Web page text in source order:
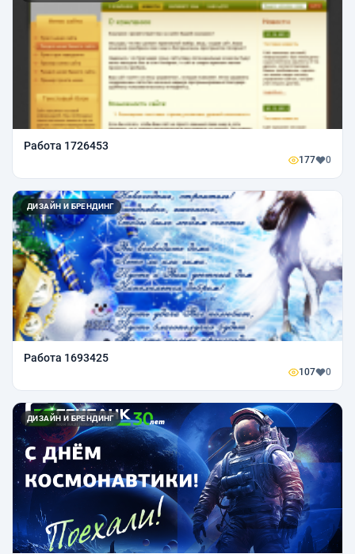
Работа 1726453
177 0
ДИЗАЙН И БРЕНДИНГ
Работа 1693425
107 0
ДИЗАЙН И БРЕНДИНГ